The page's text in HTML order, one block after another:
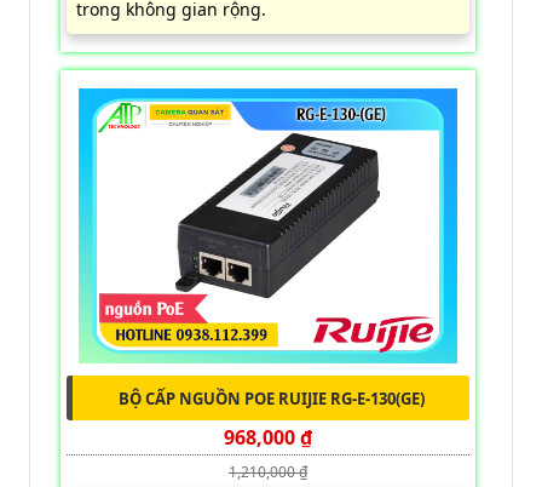
trong không gian rộng.
BỘ CẤP NGUỒN POE RUIJIE RG-E-130(GE)
968,000 ₫
1,210,000 ₫